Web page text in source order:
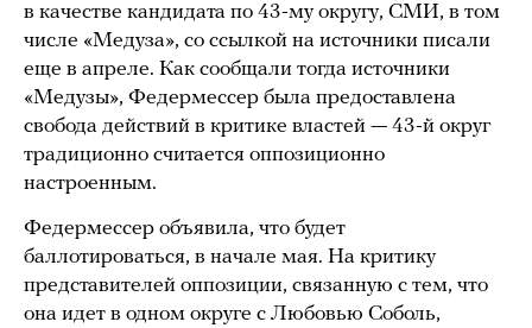
в качестве кандидата по 43-му округу, СМИ, в том
числе «Медуза», со ссылкой на источники писали
еще в апреле. Как сообщали тогда источники
«Медузы», Федермессер была предоставлена
свобода действий в критике властей — 43-й округ
традиционно считается оппозиционно
настроенным.
Федермессер объявила, что будет
баллотироваться, в начале мая. На критику
представителей оппозиции, связанную с тем, что
она идет в одном округе с Любовью Соболь,